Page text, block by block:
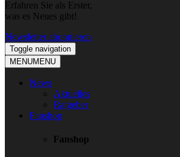
Erfahren Sie als Erster,
was es Neues gibt!
Newsletter abonnieren
Toggle navigation
MENUMENU
News
Aktuelles
Ratgeber
Fanshop
Fanshop